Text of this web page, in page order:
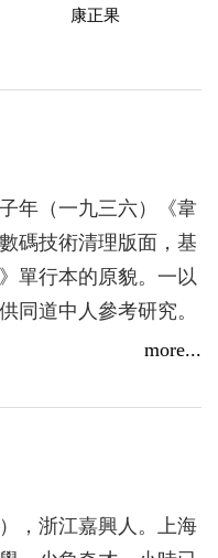
康正果
年（一九三六）《韋
碼技術清理版面，基
單行本的原貌。一以
同道中人參考研究。
more...
，浙江嘉興人。上海